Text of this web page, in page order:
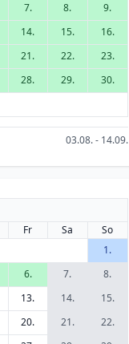
7. 8.
9.
14. 15.
16.
21. 22.
23.
28. 29.
30.
03.08. - 14.09.
Fr Sa
So
1.
6. 7.
8.
13. 14.
15.
20. 21.
22.